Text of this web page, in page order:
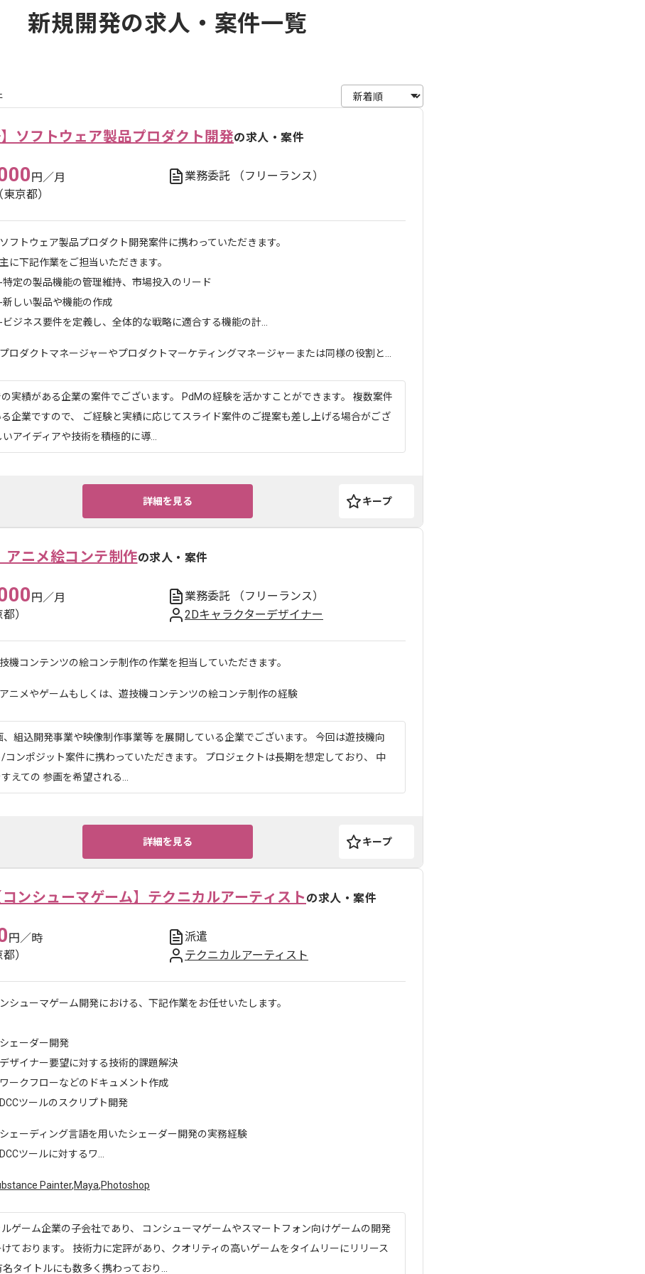
新規開発の求人・案件一覧
】ソフトウェア製品プロダクト開発の求人・案件
円／月 業務委託
（フリーランス）
京都）
ソフトウェア製品プロダクト開発案件に携わっていただきます。
主に下記作業をご担当いただきます。
定の製品機能の管理維持、市場投入のリード
しい製品や機能の作成
ジネス要件を定義し、全体的な戦略に適合する機能の計...
プロダクトマネージャーやプロダクトマーケティングマネージャーまたは同様の役割と...
実績がある企業の案件でございます。 PdMの経験を活かすことができます。 複数案件
企業ですので、 ご経験と実績に応じてスライド案件のご提案も差し上げる場合がござ
アイディアや技術を積極的に導...
詳細を見る キープ
アニメ絵コンテ制作の求人・案件
円／月 業務委託
（フリーランス）
）
2Dキャラクターデザイナー
機コンテンツの絵コンテ制作の作業を担当していただきます。
アニメやゲームもしくは、遊技機コンテンツの絵コンテ制作の経験
、組込開発事業や映像制作事業等 を展開している企業でございます。 今回は遊技機向
コンポジット案件に携わっていただきます。 プロジェクトは長期を想定しており、 中
えての 参画を希望される...
詳細を見る キープ
コンシューマゲーム】テクニカルアーティスト の求人・案件
円／時
派遣
）
テクニカルアーティスト
シューマゲーム開発における、下記作業をお任せいたします。
シェーダー開発
デザイナー要望に対する技術的課題解決
ワークフローなどのドキュメント作成
DCCツールのスクリプト開発
シェーディング言語を用いたシェーダー開発の実務経験
ツールに対するワ...
Painter,Maya,Photoshop
ゲーム企業の子会社であり、 コンシューマゲームやスマートフォン向けゲームの開発
ております。 技術力に定評があり、クオリティの高いゲームをタイムリーにリリース
名タイトルにも数多く携わっており...